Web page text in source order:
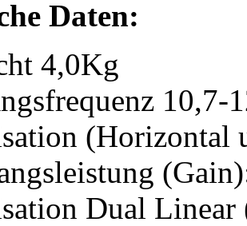
Daten:
4,0Kg
10,7-
(Horizontal
Dual